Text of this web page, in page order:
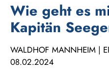
Wie geht es
Kapitän
WALDHOF MANNHEIM |
08.02.2024